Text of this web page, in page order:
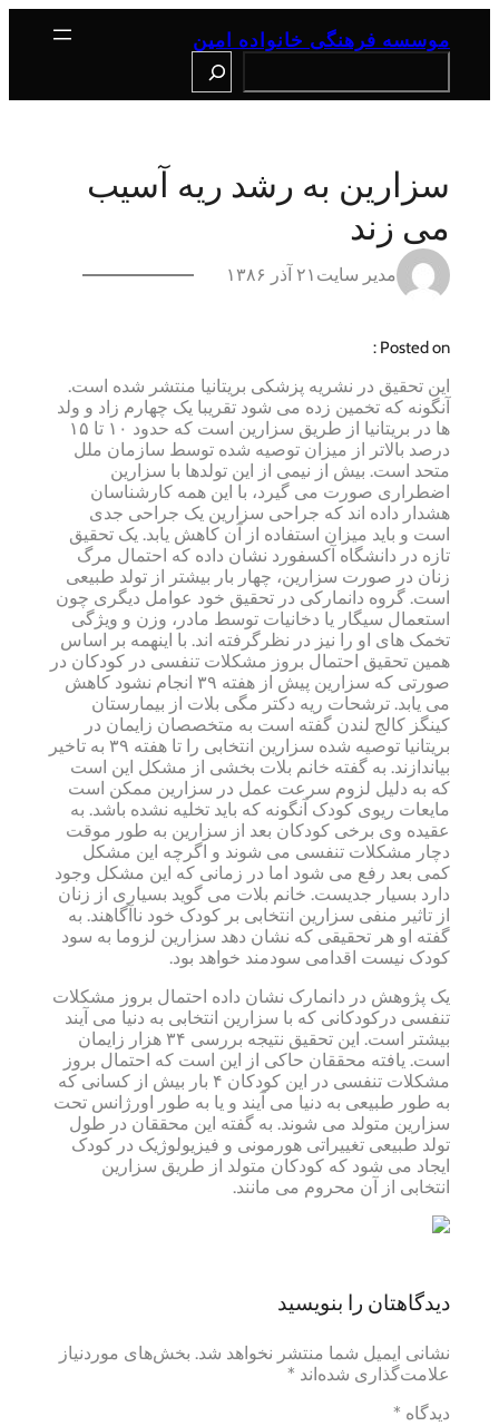
موسسه فرهنگی خانواده امین
سزارین به رشد ریه آسیب
می زند
مدیر سایت ۲۱ آذر ۱۳۸۶
Posted on :
این تحقیق در نشریه پزشکی بریتانیا منتشر شده است.
آنگونه که تخمین زده می شود تقریبا یک چهارم زاد و ولد
ها در بریتانیا از طریق سزارین است که حدود ۱۰ تا ۱۵
درصد بالاتر از میزان توصیه شده توسط سازمان ملل
متحد است. بیش از نیمی از این تولدها با سزارین
اضطراری صورت می گیرد، با این همه کارشناسان
هشدار داده اند که جراحی سزارین یک جراحی جدی
است و باید میزان استفاده از آن کاهش یابد. یک تحقیق
تازه در دانشگاه آکسفورد نشان داده که احتمال مرگ
زنان در صورت سزارین، چهار بار بیشتر از تولد طبیعی
است. گروه دانمارکی در تحقیق خود عوامل دیگری چون
استعمال سیگار یا دخانیات توسط مادر، وزن و ویژگی
تخمک های او را نیز در نظرگرفته اند. با اینهمه بر اساس
همین تحقیق احتمال بروز مشکلات تنفسی در کودکان در
صورتی که سزارین پیش از هفته ۳۹ انجام نشود کاهش
می یابد. ترشحات ریه دکتر مگی بلات از بیمارستان
کینگز کالج لندن گفته است به متخصصان زایمان در
بریتانیا توصیه شده سزارین انتخابی را تا هفته ۳۹ به تاخیر
بیاندازند. به گفته خانم بلات بخشی از مشکل این است
که به دلیل لزوم سرعت عمل در سزارین ممکن است
مایعات ریوی کودک آنگونه که باید تخلیه نشده باشد. به
عقیده وی برخی کودکان بعد از سزارین به طور موقت
دچار مشکلات تنفسی می شوند و اگرچه این مشکل
کمی بعد رفع می شود اما در زمانی که این مشکل وجود
دارد بسیار جدیست. خانم بلات می گوید بسیاری از زنان
از تاثیر منفی سزارین انتخابی بر کودک خود ناآگاهند. به
گفته او هر تحقیقی که نشان دهد سزارین لزوما به سود
کودک نیست اقدامی سودمند خواهد بود.
یک پژوهش در دانمارک نشان داده احتمال بروز مشکلات
تنفسی درکودکانی که با سزارین انتخابی به دنیا می آیند
بیشتر است. این تحقیق نتیجه بررسی ۳۴ هزار زایمان
است. یافته محققان حاکی از این است که احتمال بروز
مشکلات تنفسی در این کودکان ۴ بار بیش از کسانی که
به طور طبیعی به دنیا می آیند و یا به طور اورژانس تحت
سزارین متولد می شوند. به گفته این محققان در طول
تولد طبیعی تغییراتی هورمونی و فیزیولوژیک در کودک
ایجاد می شود که کودکان متولد از طریق سزارین
انتخابی از آن محروم می مانند.
دیدگاهتان را بنویسید
نشانی ایمیل شما منتشر نخواهد شد. بخش‌های موردنیاز
علامت‌گذاری شده‌اند *
دیدگاه *